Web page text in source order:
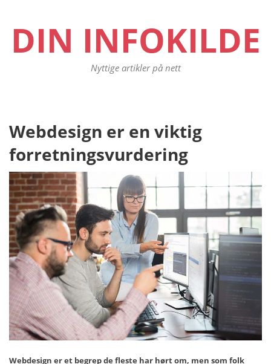
DIN INFOKILDE
Nyttige artikler på nett
Webdesign er en viktig
forretningsvurdering
Webdesign er et begrep de fleste har hørt om, men som folk
Innleggsnavigasjon